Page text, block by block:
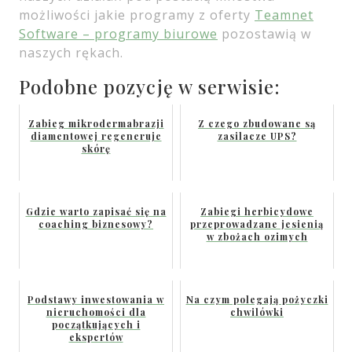
możliwości jakie programy z oferty Teamnet
Software – programy biurowe pozostawią w
naszych rękach.
Podobne pozycję w serwisie:
Zabieg mikrodermabrazji
diamentowej regeneruje
skórę
Z czego zbudowane są
zasilacze UPS?
Gdzie warto zapisać się na
coaching biznesowy?
Zabiegi herbicydowe
przeprowadzane jesienią
w zbożach ozimych
Podstawy inwestowania w
nieruchomości dla
początkujących i
ekspertów
Na czym polegają pożyczki
chwilówki